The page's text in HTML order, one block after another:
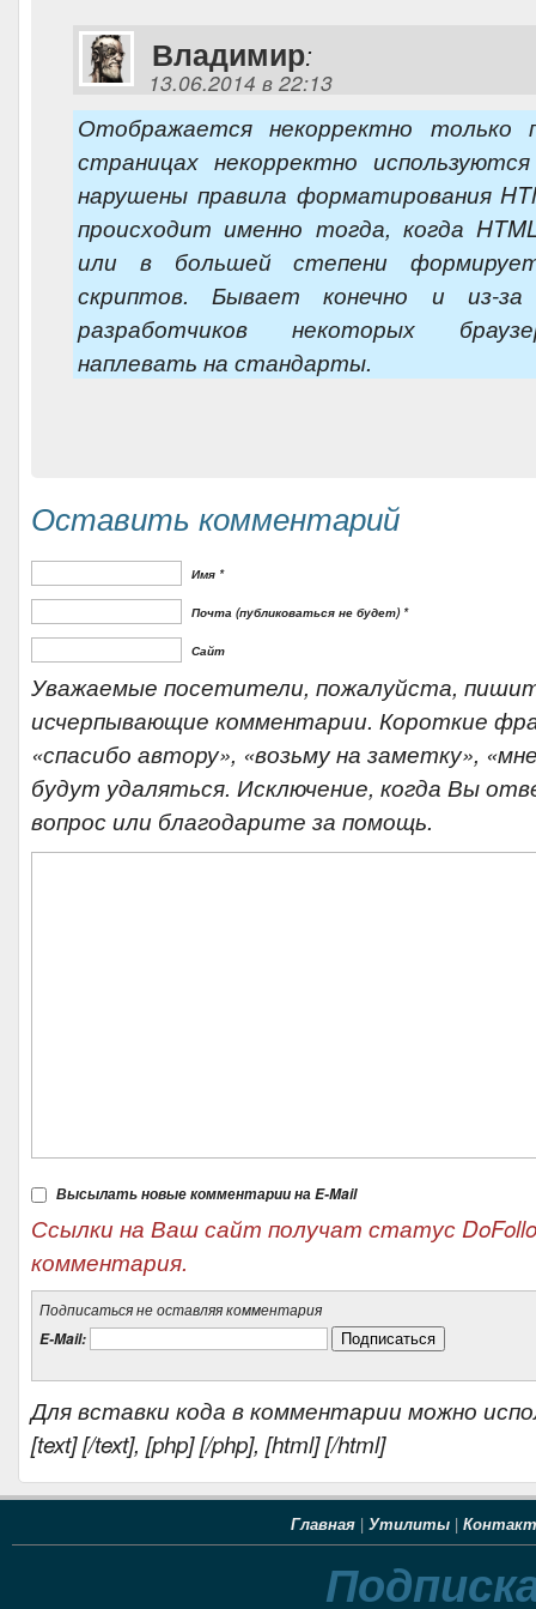
Владимир:
13.06.2014 в 22:13
Отображается некорректно
страницах некорректно
нарушены правила форматирования
происходит именно тогда, когда
или в большей степени
скриптов. Бывает конечно и из-за
разработчиков некоторых
наплевать на стандарты.
Оставить комментарий
Имя *
Почта (публиковаться не будет) *
Сайт
Уважаемые посетители, пожалуйста,
исчерпывающие комментарии. Короткие
«спасибо автору», «возьму на заметку»,
будут удаляться. Исключение, когда Вы
вопрос или благодарите за помощь.
Высылать новые комментарии на E-Mail
Ссылки на Ваш сайт получат статус
комментария.
Подписаться не оставляя комментария
E-Mail:
Для вставки кода в комментарии можно
[text] [/text], [php] [/php], [html] [/html]
Главная | Утилиты |